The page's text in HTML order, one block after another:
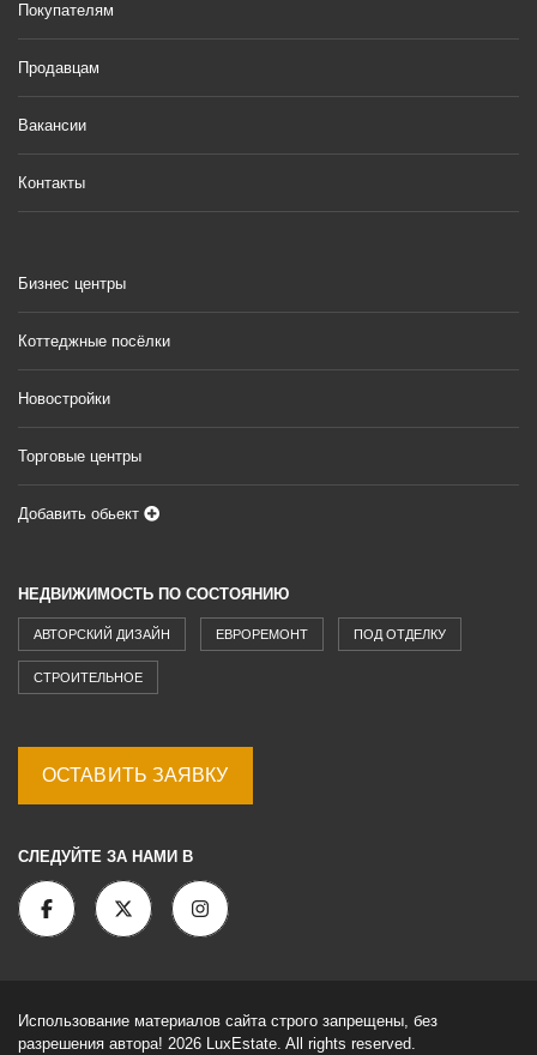
Покупателям
Продавцам
Вакансии
Контакты
Бизнес центры
Коттеджные посёлки
Новостройки
Торговые центры
Добавить обьект
НЕДВИЖИМОСТЬ ПО СОСТОЯНИЮ
АВТОРСКИЙ ДИЗАЙН ЕВРОРЕМОНТ ПОД ОТДЕЛКУ
СТРОИТЕЛЬНОЕ
ОСТАВИТЬ ЗАЯВКУ
СЛЕДУЙТЕ ЗА НАМИ В
Использование материалов сайта строго запрещены, без
разрешения автора! 2026 LuxEstate. All rights reserved.